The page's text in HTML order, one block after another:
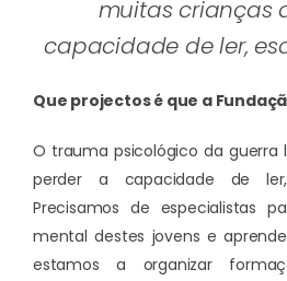
muitas crianças
capacidade de ler,
Que projectos é que a
O trauma psicológico da guerra
perder a capacidade de
Precisamos de especialistas
mental destes jovens e
estamos a organizar